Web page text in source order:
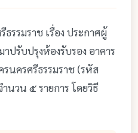
รรมราช เรื่อง ประกาศผู้
ปรับปรุงห้องรับรอง อาคาร
นครศรีธรรมราช (รหัส
วน ๕ รายการ โดยวิธี